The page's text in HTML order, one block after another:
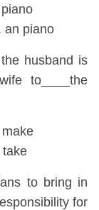
husband is
to____the
to bring in
for